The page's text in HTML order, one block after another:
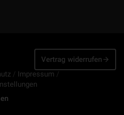
Impressum
Vertrag widerrufen